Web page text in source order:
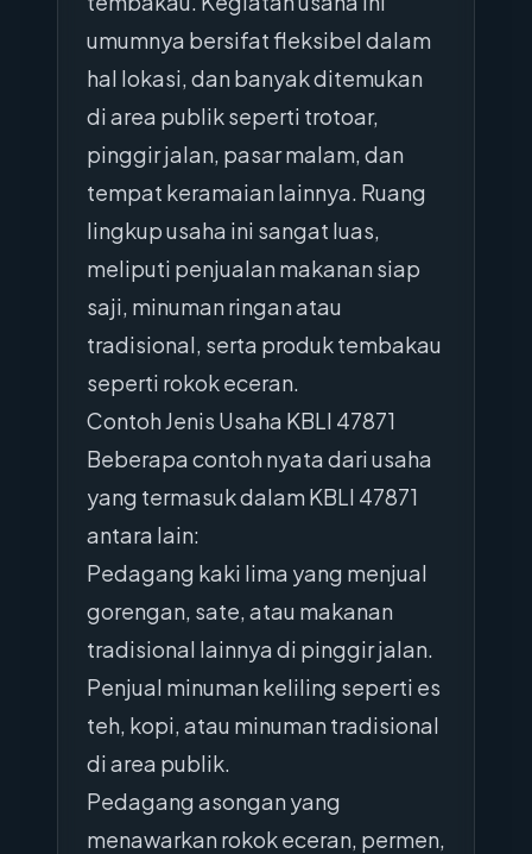
umumnya bersifat fleksibel dalam
hal lokasi, dan banyak ditemukan
di area publik seperti trotoar,
pinggir jalan, pasar malam, dan
tempat keramaian lainnya. Ruang
lingkup usaha ini sangat luas,
meliputi penjualan makanan siap
saji, minuman ringan atau
tradisional, serta produk tembakau
seperti rokok eceran.
Contoh Jenis Usaha KBLI 47871
Beberapa contoh nyata dari usaha
yang termasuk dalam KBLI 47871
antara lain:
Pedagang kaki lima yang menjual
gorengan, sate, atau makanan
tradisional lainnya di pinggir jalan.
Penjual minuman keliling seperti es
teh, kopi, atau minuman tradisional
di area publik.
Pedagang asongan yang
menawarkan rokok eceran, permen,